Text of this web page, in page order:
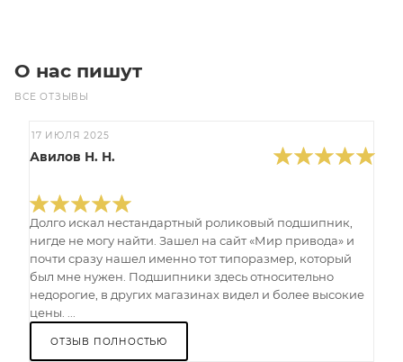
О нас пишут
ВСЕ ОТЗЫВЫ
17 ИЮЛЯ 2025
Авилов Н. Н.
Долго искал нестандартный роликовый подшипник,
нигде не могу найти. Зашел на сайт «Мир привода» и
почти сразу нашел именно тот типоразмер, который
был мне нужен. Подшипники здесь относительно
недорогие, в других магазинах видел и более высокие
цены. ...
ОТЗЫВ ПОЛНОСТЬЮ